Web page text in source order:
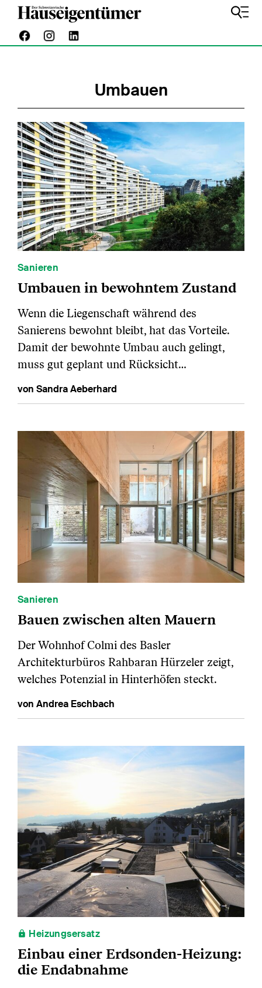
Umbauen
Sanieren
Umbauen in bewohntem Zustand
Wenn die Liegenschaft während des
Sanierens bewohnt bleibt, hat das Vorteile.
Damit der bewohnte Umbau auch gelingt,
muss gut geplant und Rücksicht…
von Sandra Aeberhard
Sanieren
Bauen zwischen alten Mauern
Der Wohnhof Colmi des Basler
Architekturbüros Rahbaran Hürzeler zeigt,
welches Potenzial in Hinterhöfen steckt.
von Andrea Eschbach
Heizungsersatz
Einbau einer Erdsonden-Heizung:
die Endabnahme